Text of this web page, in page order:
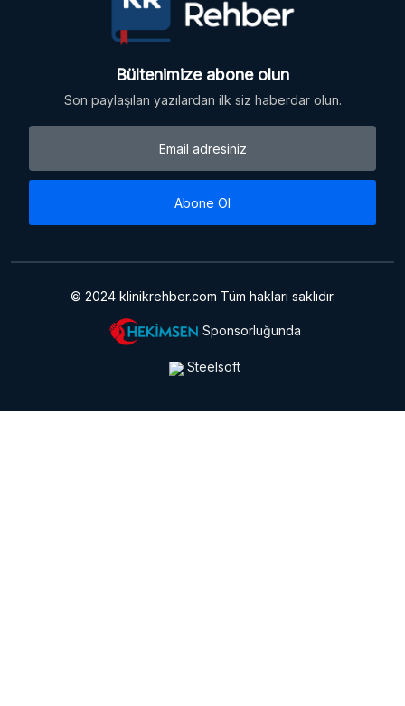
Bültenimize abone olun
Son paylaşılan yazılardan ilk siz haberdar olun.
Abone Ol
© 2024 klinikrehber.com Tüm hakları saklıdır.
Sponsorluğunda
Steelsoft